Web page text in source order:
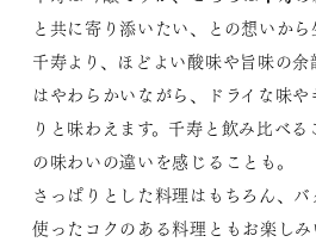
と共に寄り添いたい、との想いから
千寿より、ほどよい酸味や旨味の余
はやわらかいながら、ドライな味や
りと味わえます。千寿と飲み比べ
の味わいの違いを感じることも。
さっぱりとした料理はもちろん、
使ったコクのある料理ともお楽し